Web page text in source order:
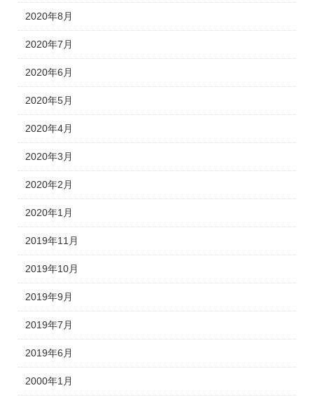
2020年8月
2020年7月
2020年6月
2020年5月
2020年4月
2020年3月
2020年2月
2020年1月
2019年11月
2019年10月
2019年9月
2019年7月
2019年6月
2000年1月